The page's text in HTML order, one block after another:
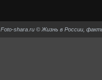
Foto-shara.ru © Жизнь в России,